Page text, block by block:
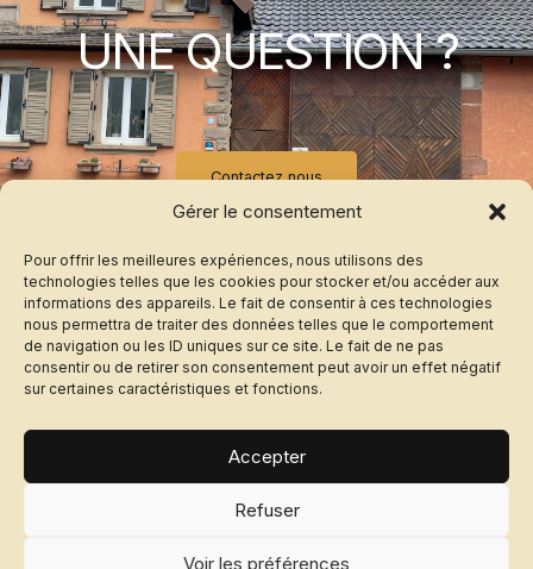
Gérer le consentement
Pour offrir les meilleures expériences, nous utilisons des
technologies telles que les cookies pour stocker et/ou accéder aux
informations des appareils. Le fait de consentir à ces technologies
nous permettra de traiter des données telles que le comportement
de navigation ou les ID uniques sur ce site. Le fait de ne pas
consentir ou de retirer son consentement peut avoir un effet négatif
sur certaines caractéristiques et fonctions.
Accepter
Refuser
Voir les préférences
UNE QUESTION ?
Contactez nous